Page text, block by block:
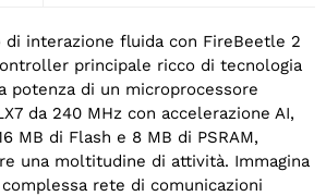
di interazione fluida con FireBeetle 2
principale ricco di tecnologia
potenza di un microprocessore
da 240 MHz con accelerazione AI,
MB di Flash e 8 MB di PSRAM,
una moltitudine di attività. Immagina
rete di comunicazioni